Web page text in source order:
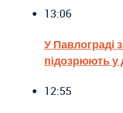
13:06
У Павлограді
підозрюють у
12:55